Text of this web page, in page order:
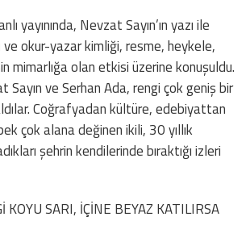
yayınında, Nevzat Sayın’ın yazı ile
ve okur-yazar kimliği, resme, heykele,
mimarlığa olan etkisi üzerine konuşuldu.
Sayın ve Serhan Ada, rengi çok geniş bir
Coğrafyadan kültüre, edebiyattan
çok alana değinen ikili, 30 yıllık
şehrin kendilerinde bıraktığı izleri
KOYU SARI, İÇİNE BEYAZ KATILIRSA